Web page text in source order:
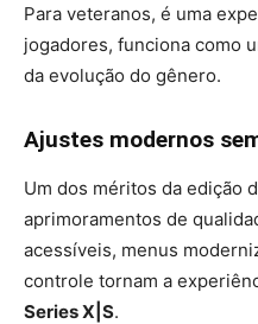
Para veteranos, é uma
jogadores, funciona como
da evolução do gênero.
Ajustes modernos
Um dos méritos da edição
aprimoramentos de
acessíveis, menus
controle tornam a
Series X|S.